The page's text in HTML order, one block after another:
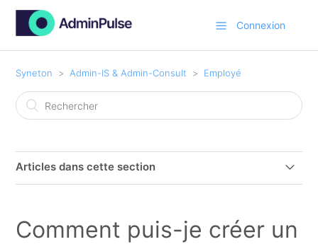
Connexion
Syneton Admin-IS & Admin-Consult Employé
Articles dans cette section
Page d’accueil : Mes paramètres
Comment puis-je créer un